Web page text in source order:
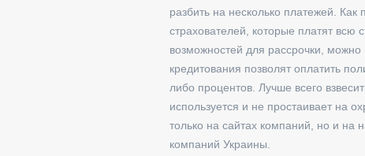
разбить на несколько платежей.
страхователей, которые платят всю
возможностей для рассрочки,
кредитования позволят оплатить
либо процентов. Лучше всего
используется и не простаивает на
только на сайтах компаний, но и на
компаний Украины.